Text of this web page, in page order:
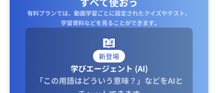
有料プランでは、動画学習ごとに設定されたクイズやテスト、
学習資料などを見ることができます｡
新登場
学びエージェント (AI)
「この用語はどういう意味？」などをAIと